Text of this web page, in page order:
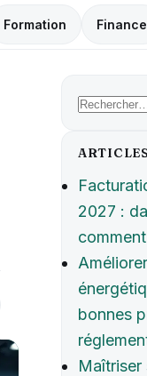
Formation Finance
2027 :
bonnes
Maîtriser